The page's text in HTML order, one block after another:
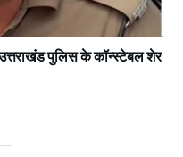
उत्तराखंड पुलिस के कॉन्स्टेबल शेर